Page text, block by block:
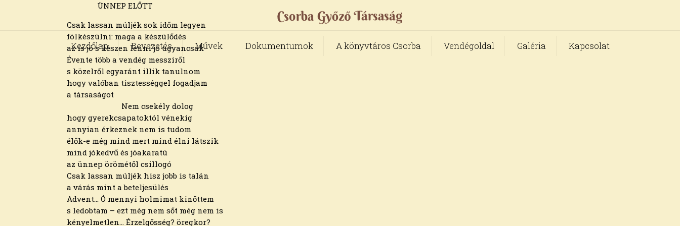
Kezdőlap Bevezetés Művek Dokumentumok A könyvtáros Csorba Vendégoldal Galéria Kapcsolat
ÜNNEP ELŐTT
Csak lassan múljék sok időm legyen
fölkészülni: maga a készülődés
az is jó s készen lenni jó ugyancsak
Évente több a vendég messziről
s közelről egyaránt illik tanulnom
hogy valóban tisztességgel fogadjam
a társaságot
Nem csekély dolog
hogy gyerekcsapatoktól vénekig
annyian érkeznek nem is tudom
élők-e még mind mert mind élni látszik
mind jókedvű és jóakaratú
az ünnep örömétől csillogó
Csak lassan múljék hisz jobb is talán
a várás mint a beteljesülés
Advent… Ó mennyi holmimat kinőttem
s ledobtam – ezt még nem sőt még nem is
kényelmetlen… Érzelgősség? öregkor?